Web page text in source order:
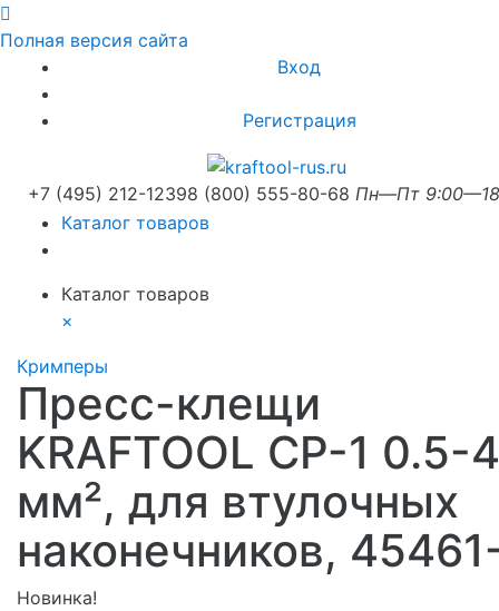
Полная версия сайта
Вход
Регистрация
+7 (495) 212-12398 (800) 555-80-68 Пн—Пт
Каталог товаров
Каталог товаров
×
Кримперы
Пресс-клещи
KRAFTOOL CP-1 0.5-4
мм², для втулочных
наконечников,
Новинка!